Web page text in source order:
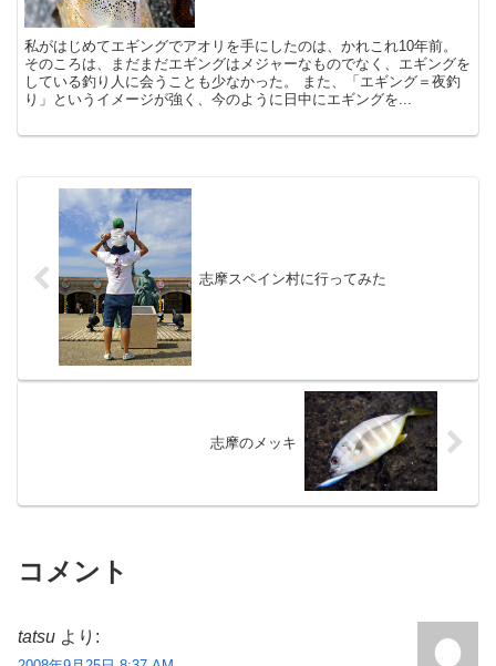
私がはじめてエギングでアオリを手にしたのは、かれこれ10年前。
そのころは、まだまだエギングはメジャーなものでなく、エギングを
している釣り人に会うことも少なかった。 また、「エギング＝夜釣
り」というイメージが強く、今のように日中にエギングを...
志摩スペイン村に行ってみた
志摩のメッキ
コメント
tatsu より: